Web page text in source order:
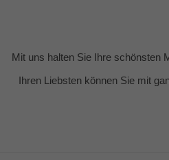
Mit uns halten Sie Ihre schönsten
Ihren Liebsten können Sie mit